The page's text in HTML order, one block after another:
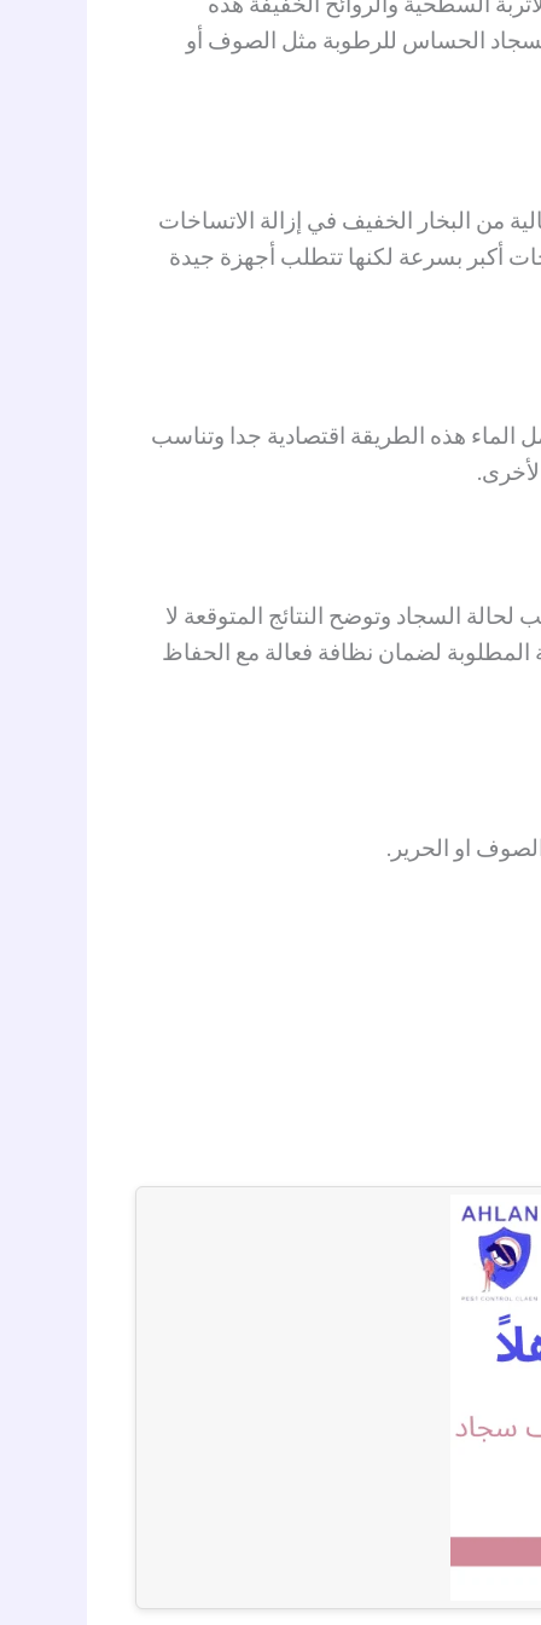
السجاد الحساس للرطوبة مثل الصوف أو
من البخار الخفيف في إزالة الاتساخات
أكبر بسرعة لكنها تتطلب أجهزة جيدة
هذه الطريقة اقتصادية جدا وتناسب
السجاد وتوضح النتائج المتوقعة لا
المطلوبة لضمان نظافة فعالة مع الحفاظ
او الحرير.